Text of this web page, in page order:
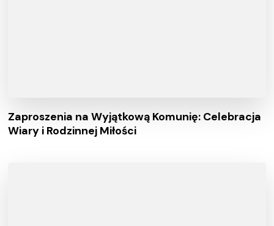
Zaproszenia na Wyjątkową Komunię: Celebracja
Wiary i Rodzinnej Miłości